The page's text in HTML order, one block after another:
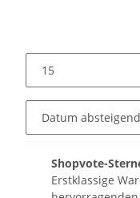
Shopvote-
Erstklassige